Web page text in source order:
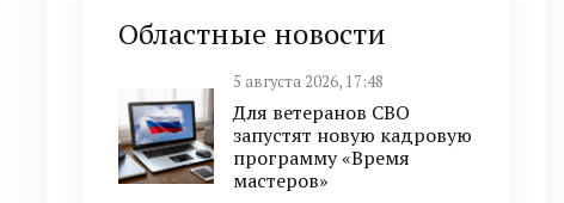
Областные новости
5 августа 2026, 17:48
Для ветеранов СВО
запустят новую кадровую
программу «Время
мастеров»